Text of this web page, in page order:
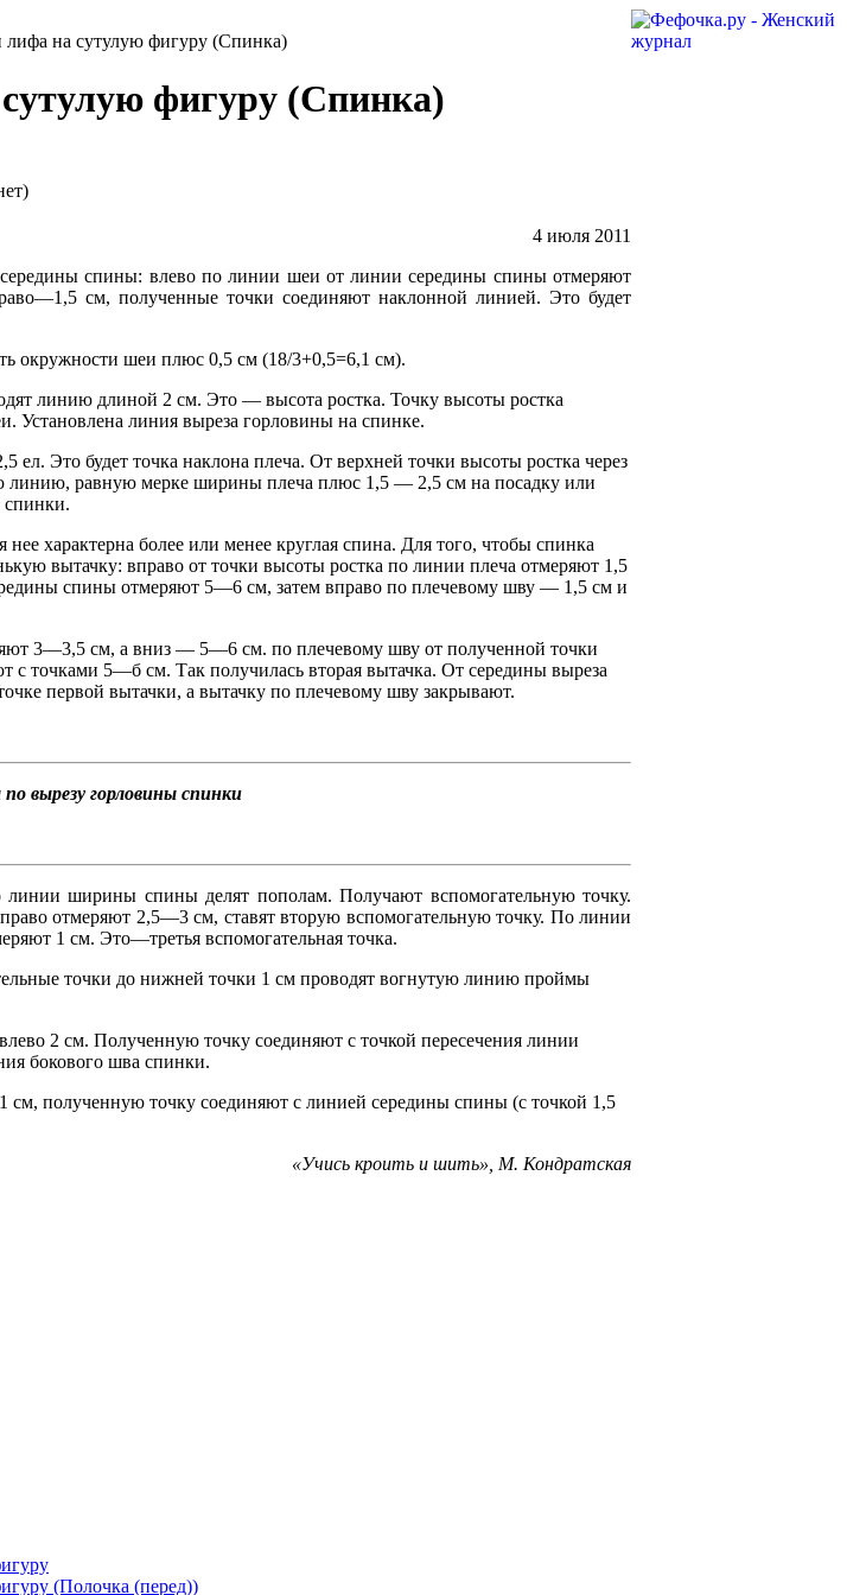
на сутулую фигуру (Спинка)
фигуру (Спинка)
4 июля 2011
спины: влево по линии шеи от линии середины спины отмеряют
см, полученные точки соединяют наклонной линией. Это будет
окружности шеи плюс 0,5 см (18/3+0,5=6,1 см).
линию длиной 2 см. Это — высота ростка. Точку высоты ростка
Установлена линия выреза горловины на спинке.
Это будет точка наклона плеча. От верхней точки высоты ростка через
линию, равную мерке ширины плеча плюс 1,5 — 2,5 см на посадку или
спинки.
характерна более или менее круглая спина. Для того, чтобы спинка
вытачку: вправо от точки высоты ростка по линии плеча отмеряют 1,5
спины отмеряют 5—6 см, затем вправо по плечевому шву — 1,5 см и
3—3,5 см, а вниз — 5—6 см. по плечевому шву от полученной точки
точками 5—б см. Так получилась вторая вытачка. От середины выреза
первой вытачки, а вытачку по плечевому шву закрывают.
вырезу горловины спинки
линии ширины спины делят пополам. Получают вспомогательную точку.
отмеряют 2,5—3 см, ставят вторую вспомогательную точку. По линии
1 см. Это—третья вспомогательная точка.
точки до нижней точки 1 см проводят вогнутую линию проймы
2 см. Полученную точку соединяют с точкой пересечения линии
бокового шва спинки.
полученную точку соединяют с линией середины спины (с точкой 1,5
«Учись кроить и шить», М. Кондратская
(Полочка (перед))